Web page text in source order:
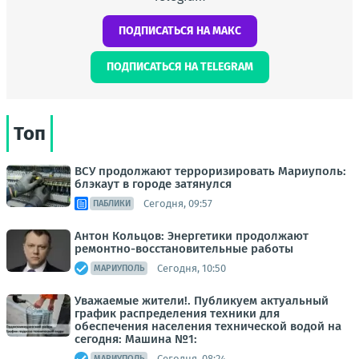
ПОДПИСАТЬСЯ НА МАКС
ПОДПИСАТЬСЯ НА TELEGRAM
Топ
ВСУ продолжают терроризировать Мариуполь:
блэкаут в городе затянулся
ПАБЛИКИ Сегодня, 09:57
Антон Кольцов: Энергетики продолжают
ремонтно-восстановительные работы
МАРИУПОЛЬ Сегодня, 10:50
Уважаемые жители!. Публикуем актуальный
график распределения техники для
обеспечения населения технической водой на
сегодня: Машина №1: